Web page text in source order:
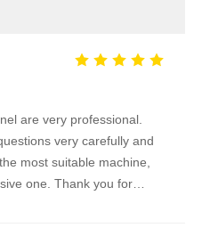
are very professional.
very carefully and
most suitable machine,
one. Thank you for